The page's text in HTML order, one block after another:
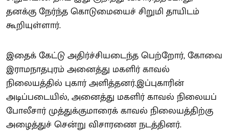
தனக்கு நேர்ந்த கொடுமையைச் சிறுமி தாயிடம்
கூறியுள்ளார்.
இதைக் கேட்டு அதிர்ச்சியடைந்த பெற்றோர், கோவை
இராமநாதபுரம் அனைத்து மகளிர் காவல்
நிலையத்தில் புகார் அளித்தனர்.இப்புகாரின்
அடிப்படையில், அனைத்து மகளிர் காவல் நிலையப்
போலீசார் முத்துக்குமாரைக் காவல் நிலையத்திற்கு
அழைத்துச் சென்று விசாரணை நடத்தினர்.